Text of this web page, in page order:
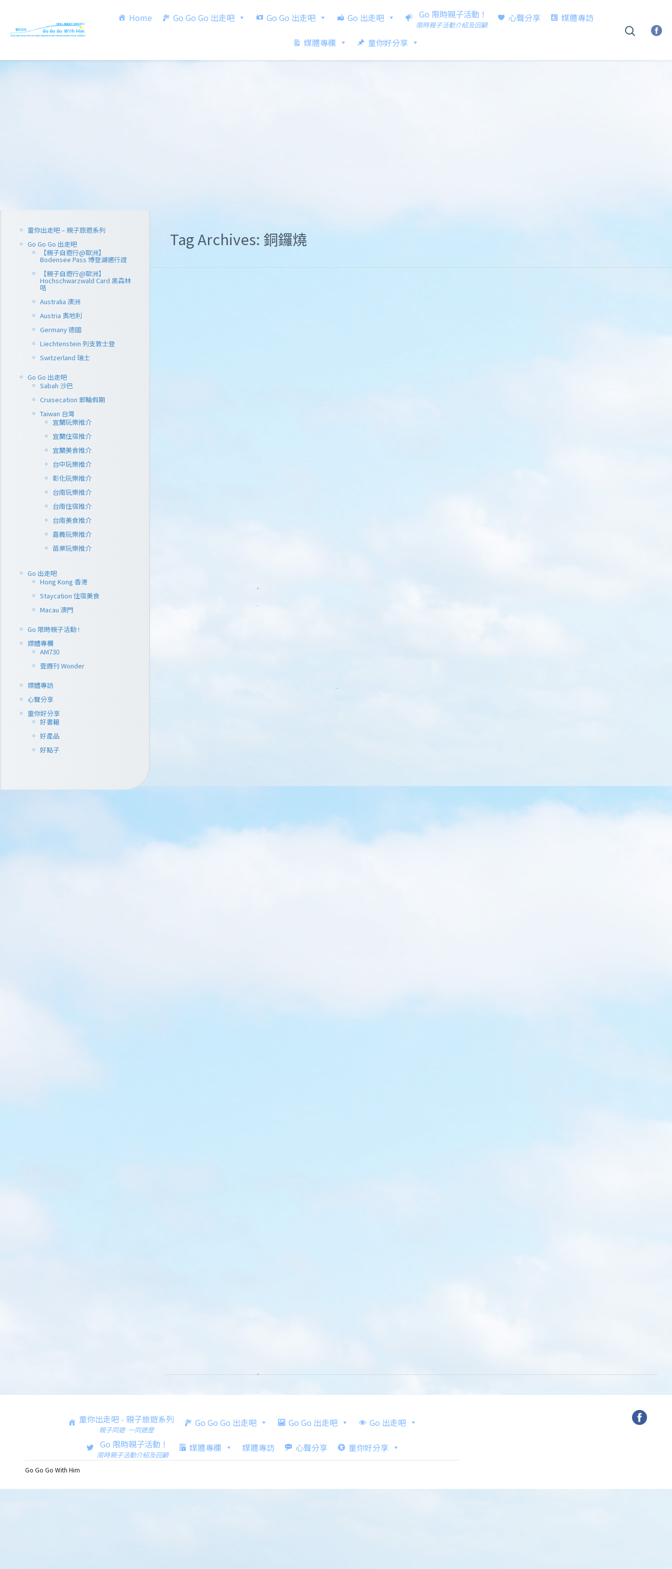
Home Go Go Go 出走吧 Go Go 出走吧 Go 出走吧 Go 限時親子活動 !
限時親子活動介紹及回顧
心聲分享 媒體專訪
媒體專欄 童你好分享
童你出走吧 – 親子旅遊系列
Go Go Go 出走吧
【親子自遊行@歐洲】
Bodensee Pass 博登湖通行證
【親子自遊行@歐洲】
Hochschwarzwald Card 黑森林
咭
Australia 澳洲
Austria 奧地利
Germany 德國
Liechtenstein 列支敦士登
Switzerland 瑞士
Go Go 出走吧
Sabah 沙巴
Cruisecation 郵輪假期
Taiwan 台灣
宜蘭玩樂推介
宜蘭住宿推介
宜蘭美食推介
台中玩樂推介
彰化玩樂推介
台南玩樂推介
台南住宿推介
台南美食推介
嘉義玩樂推介
苗栗玩樂推介
Go 出走吧
Hong Kong 香港
Staycation 住宿美食
Macau 澳門
Go 限時親子活動 !
媒體專欄
AM730
壹週刊 Wonder
媒體專訪
心聲分享
童你好分享
好書籍
好產品
好點子
Tag Archives: 銅鑼燒
久，可惜DIY課程要20人以上所可參加…
天，我們只是買了一盒（童童、Hailey超
童你出走吧 - 親子旅遊系列
親子同遊 一同遊歷
Go Go Go 出走吧 Go Go 出走吧
Go 出走吧
Go 限時親子活動 !
限時親子活動介紹及回顧
媒體專欄 媒體專訪 心聲分享 童你好分享
Go Go Go With Him